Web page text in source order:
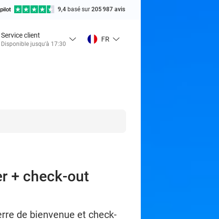
9,4 basé sur 205 987 avis
Service client
Disponible jusqu'à 17:30
FR
+ check-out
de bienvenue et check-